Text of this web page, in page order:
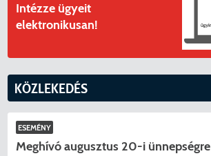
Intézze ügyeit
elektronikusan!
KÖZLEKEDÉS
ESEMÉNY
Meghívó augusztus 20-i ünnepségre